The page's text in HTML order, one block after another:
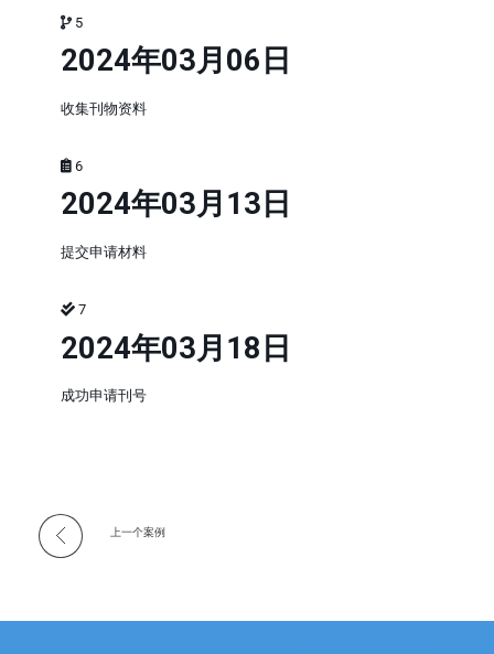
5
2024年03月06日
收集刊物资料
6
2024年03月13日
提交申请材料
7
2024年03月18日
成功申请刊号
上一个案例